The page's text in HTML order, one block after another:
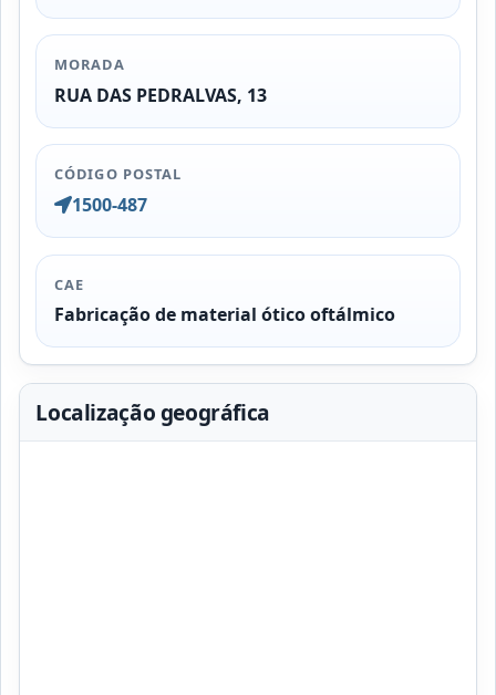
MORADA
RUA DAS PEDRALVAS, 13
CÓDIGO POSTAL
1500-487
CAE
Fabricação de material ótico oftálmico
Localização geográfica